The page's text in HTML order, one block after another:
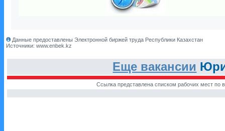
Данные предоставлены Электронной биржей труда Республики Казахстан
Источники: www.enbek.kz
Еще вакансии
Ссылка представлена списком рабочих мест по